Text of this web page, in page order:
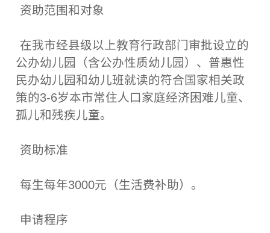
资助范围和对象
在我市经县级以上教育行政部门审批设立的
公办幼儿园（含公办性质幼儿园）、普惠性
民办幼儿园和幼儿班就读的符合国家相关政
策的3-6岁本市常住人口家庭经济困难儿童、
孤儿和残疾儿童。
资助标准
每生每年3000元（生活费补助）。
申请程序